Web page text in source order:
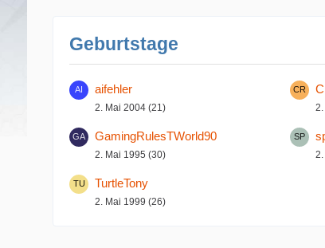
Geburtstage
aifehler
2. Mai 2004 (21)
GamingRulesTWorld90
2. Mai 1995 (30)
TurtleTony
2. Mai 1999 (26)